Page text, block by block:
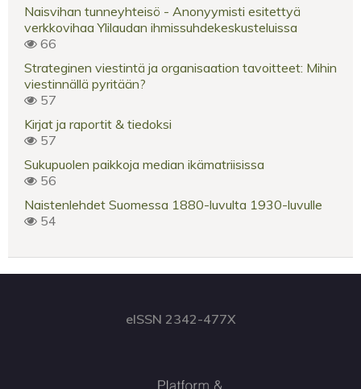
Naisvihan tunneyhteisö - Anonyymisti esitettyä
verkkovihaa Ylilaudan ihmissuhdekeskusteluissa
66
Strateginen viestintä ja organisaation tavoitteet: Mihin
viestinnällä pyritään?
57
Kirjat ja raportit & tiedoksi
57
Sukupuolen paikkoja median ikämatriisissa
56
Naistenlehdet Suomessa 1880-luvulta 1930-luvulle
54
eISSN 2342-477X